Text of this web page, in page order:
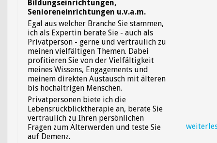
Bildungseinrichtungen,
Senioreneinrichtungen u.v.a.m.
Egal aus welcher Branche Sie stammen,
ich als Expertin berate Sie - auch als
Privatperson - gerne und vertraulich zu
meinen vielfältigen Themen. Dabei
profitieren Sie von der Vielfältigkeit
meines Wissens, Engagements und
meinem direkten Austausch mit älteren
bis hochaltrigen Menschen.
Privatpersonen biete ich die
Lebensrückblicktherapie an, berate Sie
vertraulich zu Ihren persönlichen
Fragen zum Älterwerden und teste Sie
auf Demenz.